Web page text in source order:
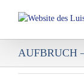
AUFBRUCH